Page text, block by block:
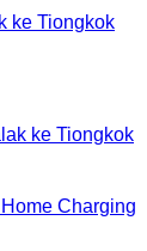
ke Tiongkok
Charging